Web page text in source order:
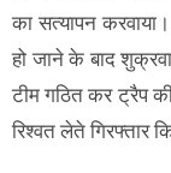
का सत्यापन
हो जाने के बाद
टीम गठित कर ट्रैप की
रिश्वत लेते गिरफ्तार